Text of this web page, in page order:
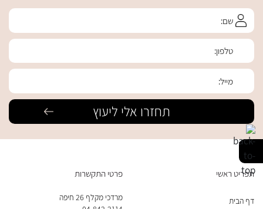
תפריט ראשי
דף הבית
פרטי התקשרות
מרדכי מקלף 26 חיפה